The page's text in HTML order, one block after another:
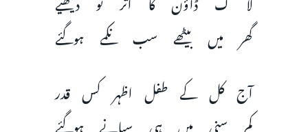
گھر میں بیٹھے سب نکمے ہوگئے
آج کل کے طفل اظہر کس قدر
کم سنی میں ہی سیانے ہوگئے